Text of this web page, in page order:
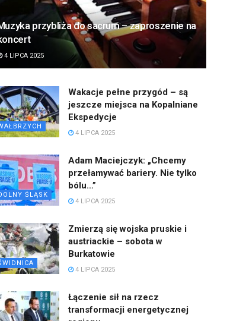
przybliża do sacrum – zaproszenie na
4 LIPCA 2025
Wakacje pełne przygód – są
jeszcze miejsca na Kopalniane
Ekspedycje
4 LIPCA 2025
ŚLĄSK
Adam Maciejczyk: „Chcemy
przełamywać bariery. Nie tylko
bólu…”
4 LIPCA 2025
Zmierzą się wojska pruskie i
austriackie – sobota w
Burkatowie
4 LIPCA 2025
Łączenie sił na rzecz
transformacji energetycznej